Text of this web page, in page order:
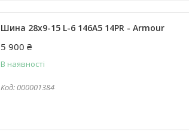
Шина 28x9-15 L-6 146А5 14PR - Armour
5 900 ₴
В наявності
000001384